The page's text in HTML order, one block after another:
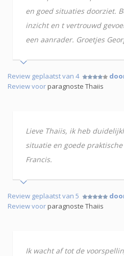
en goed situaties doorziet.
inzicht en t vertrouwd
een aanrader. Groetjes
Review geplaatst van 4
Review voorparagnoste Thaiis
Lieve Thaiis, ik heb
situatie en goede
Francis.
Review geplaatst van 5
Review voorparagnoste Thaiis
Ik wacht af tot de